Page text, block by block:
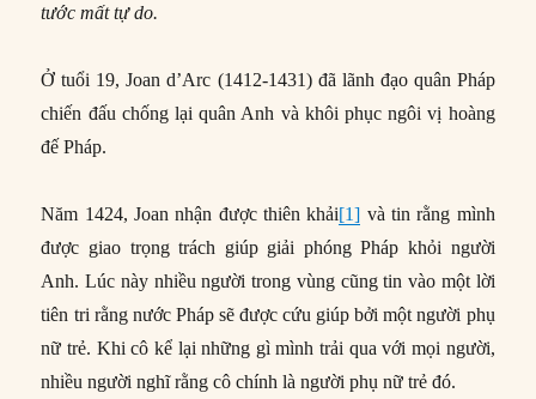
tước mất tự do.
Ở tuổi 19, Joan d’Arc (1412-1431) đã lãnh đạo quân Pháp
chiến đấu chống lại quân Anh và khôi phục ngôi vị hoàng
đế Pháp.
Năm 1424, Joan nhận được thiên khải[1] và tin rằng mình
được giao trọng trách giúp giải phóng Pháp khỏi người
Anh. Lúc này nhiều người trong vùng cũng tin vào một lời
tiên tri rằng nước Pháp sẽ được cứu giúp bởi một người phụ
nữ trẻ. Khi cô kể lại những gì mình trải qua với mọi người,
nhiều người nghĩ rằng cô chính là người phụ nữ trẻ đó.